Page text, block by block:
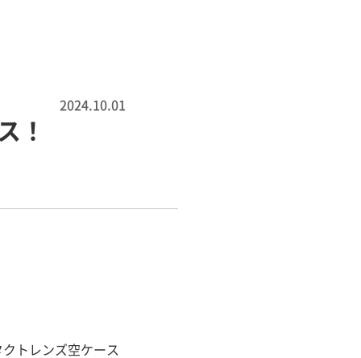
2024.10.01
！
トレンズ空ケース